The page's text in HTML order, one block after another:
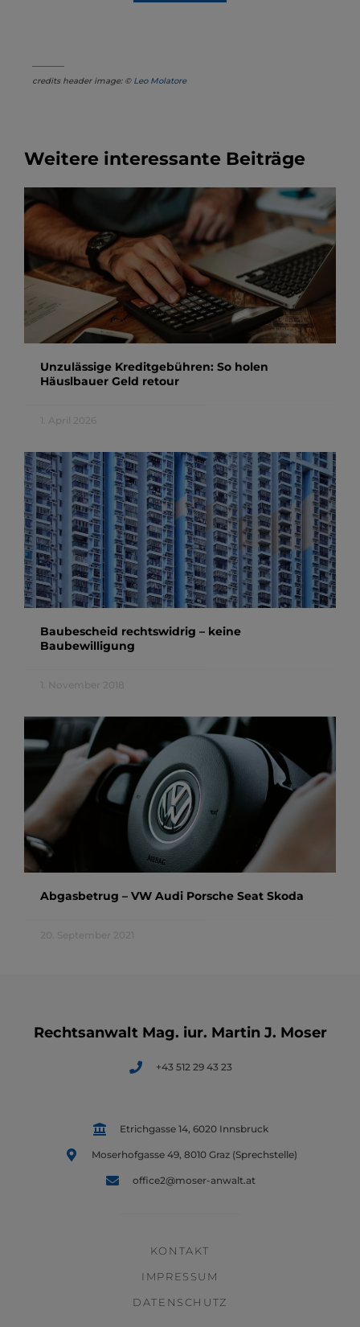
credits header image: © Leo Molatore
Weitere interessante Beiträge
Unzulässige Kreditgebühren: So holen
Häuslbauer Geld retour
Baubescheid rechtswidrig – keine
Baubewilligung
Abgasbetrug – VW Audi Porsche Seat Skoda
Rechtsanwalt Mag. iur. Martin J. Moser
+43 512 29 43 23
Etrichgasse 14, 6020 Innsbruck
Moserhofgasse 49, 8010 Graz (Sprechstelle)
office2@moser-anwalt.at
KONTAKT
IMPRESSUM
DATENSCHUTZ